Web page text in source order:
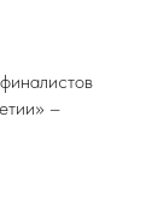
–